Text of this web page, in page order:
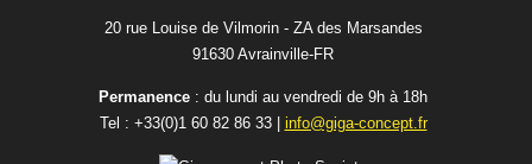
20 rue Louise de Vilmorin - ZA des Marsandes
91630 Avrainvilleㅤ-ㅤFR
Permanence : du lundi au vendredi de 9h à 18h
Tel : +33(0)1 60 82 86 33| info@giga-concept.fr